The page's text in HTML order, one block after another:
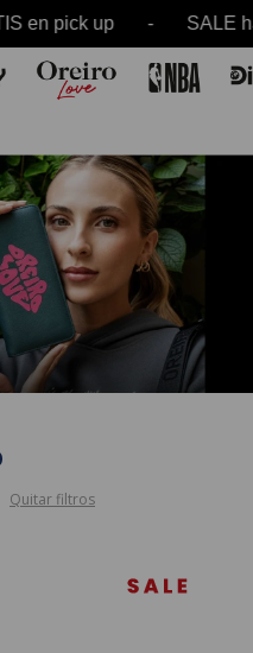
up - SALE hasta
Quitar filtros